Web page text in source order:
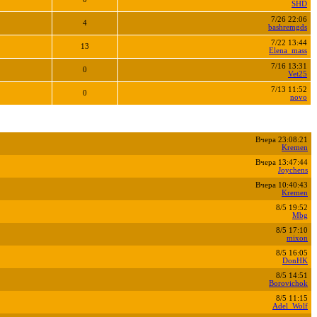
SHD
4
7/26 22:06
bashremgds
13
7/22 13:44
Elena_mass
0
7/16 13:31
Vet25
0
7/13 11:52
novo
Вчера 23:08:21
Kremen
Вчера 13:47:44
Joychens
Вчера 10:40:43
Kremen
8/5 19:52
Mbg
8/5 17:10
mixon
8/5 16:05
DonHK
8/5 14:51
Borovichok
8/5 11:15
Adel_Wolf